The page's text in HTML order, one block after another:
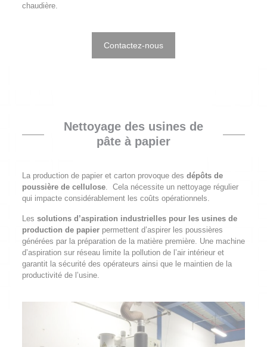
chaudière.
Contactez-nous
Nettoyage des usines de
pâte à papier
La production de papier et carton provoque des dépôts de
poussière de cellulose. Cela nécessite un nettoyage régulier
qui impacte considérablement les coûts opérationnels.
Les solutions d’aspiration industrielles pour les usines de
production de papierpermettent d’aspirer les poussières
générées par la préparation de la matière première. Une machine
d’aspiration sur réseau limite la pollution de l’air intérieur et
garantit la sécurité des opérateurs ainsi que le maintien de la
productivité de l’usine.